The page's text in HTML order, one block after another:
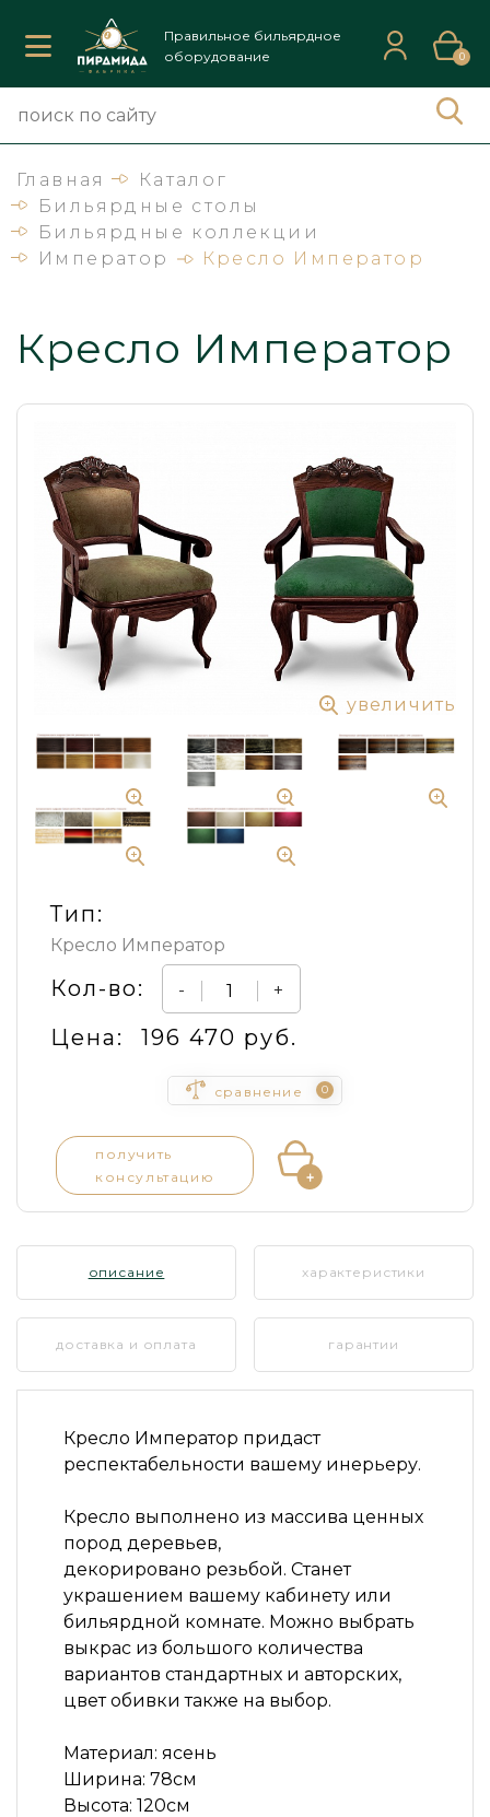
Правильное бильярдное
оборудование
0
Главная
Каталог
Бильярдные столы
Бильярдные коллекции
Император
Кресло Император
Кресло Император
увеличить
Тип:
Кресло Император
Кол-во: - +
Цена: 196 470 руб.
сравнение 0
получить
консультацию
описание характеристики
доставка и оплата гарантии
Кресло Император придаст
респектабельности вашему инерьеру.
Кресло выполнено из массива ценных
пород деревьев,
декорировано резьбой. Станет
украшением вашему кабинету или
бильярдной комнате. Можно выбрать
выкрас из большого количества
вариантов стандартных и авторских,
цвет обивки также на выбор.
Материал: ясень
Ширина: 78см
Высота: 120см